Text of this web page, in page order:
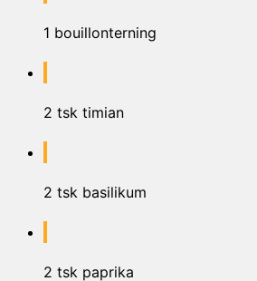
1 bouillonterning
2 tsk timian
2 tsk basilikum
2 tsk paprika